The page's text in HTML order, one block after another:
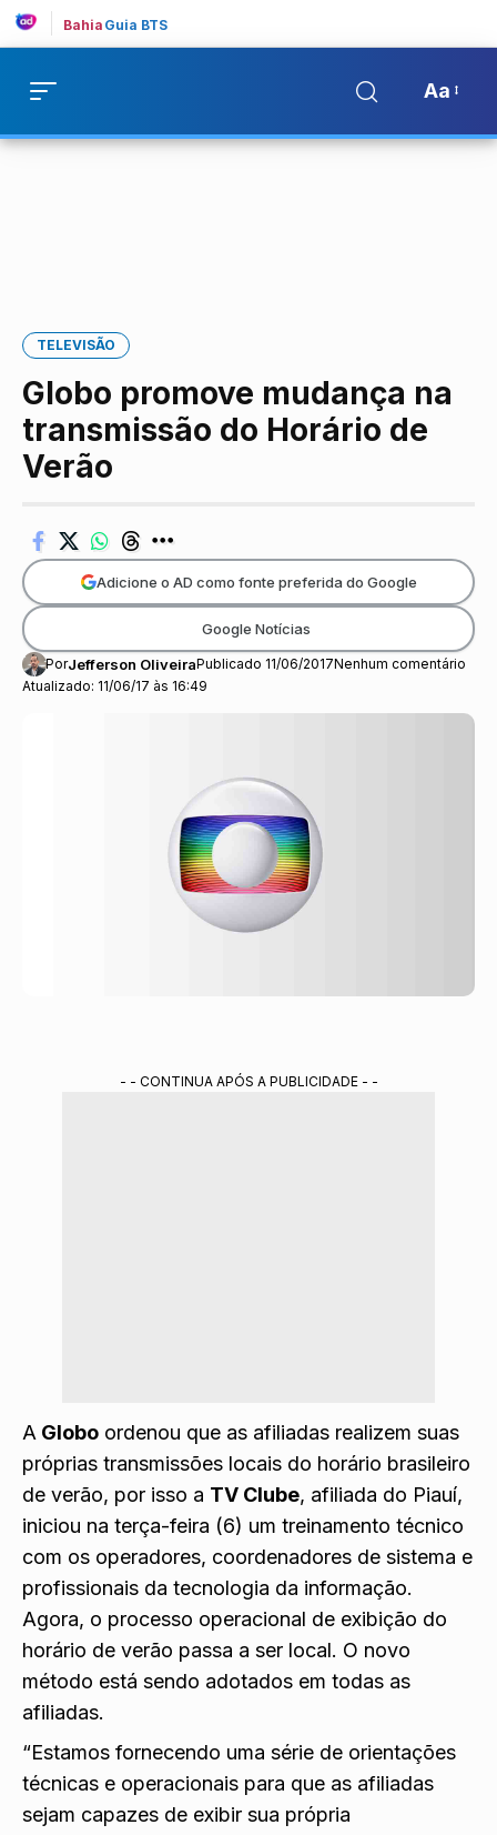
Bahia Guia BTS
Aa
TELEVISÃO
Globo promove mudança na
transmissão do Horário de
Verão
Atualizado: 11/06/17 às 16:49
PorJefferson OliveiraPublicado 11/06/2017Nenhum comentário
Adicione o AD como fonte preferida do Google
Google Notícias
- - CONTINUA APÓS A PUBLICIDADE - -
A Globo ordenou que as afiliadas realizem suas
próprias transmissões locais do horário brasileiro
de verão, por isso a TV Clube, afiliada do Piauí,
iniciou na terça-feira (6) um treinamento técnico
com os operadores, coordenadores de sistema e
profissionais da tecnologia da informação.
Agora, o processo operacional de exibição do
horário de verão passa a ser local. O novo
método está sendo adotados em todas as
afiliadas.
“Estamos fornecendo uma série de orientações
técnicas e operacionais para que as afiliadas
sejam capazes de exibir sua própria